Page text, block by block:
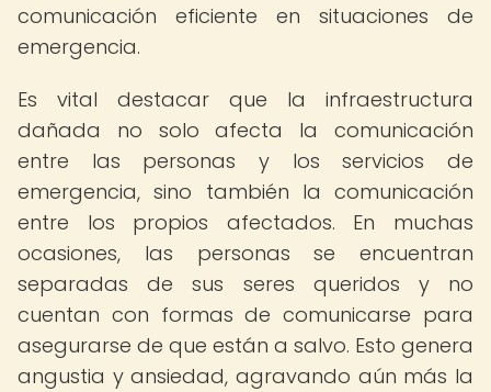
comunicación eficiente en situaciones de
emergencia.
Es vital destacar que la infraestructura
dañada no solo afecta la comunicación
entre las personas y los servicios de
emergencia, sino también la comunicación
entre los propios afectados. En muchas
ocasiones, las personas se encuentran
separadas de sus seres queridos y no
cuentan con formas de comunicarse para
asegurarse de que están a salvo. Esto genera
angustia y ansiedad, agravando aún más la